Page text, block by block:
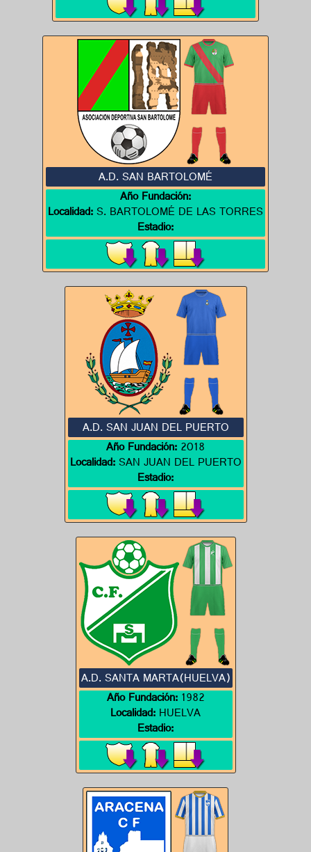
A.D. SAN BARTOLOMÉ
Año Fundación:
Localidad:S. BARTOLOMÉ DE LAS TORRES
Estadio:
A.D. SAN JUAN DEL PUERTO
Año Fundación:2018
Localidad:SAN JUAN DEL PUERTO
Estadio:
A.D. SANTA MARTA(HUELVA)
Año Fundación:1982
Localidad:HUELVA
Estadio: